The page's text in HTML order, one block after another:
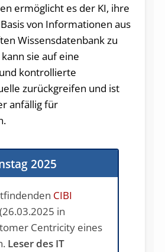
ermöglicht es der KI, ihre
von Informationen aus
Wissensdatenbank zu
sie auf eine
kontrollierte
zurückgreifen und ist
anfällig für
2025
CIBI
in
Centricity eines
Leser des IT